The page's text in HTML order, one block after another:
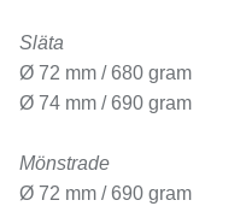
Släta
Ø 72 mm / 680 gram
Ø 74 mm / 690 gram
Mönstrade
Ø 72 mm / 690 gram